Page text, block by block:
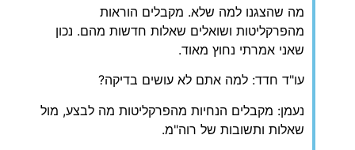
מה שהצגנו למה שלא. מקבלים הוראות
מהפרקליטות ושואלים שאלות חדשות מהם. נכון
שאני אמרתי נחוץ מאוד.
עו"ד חדד: למה אתם לא עושים בדיקה?
נעמן: מקבלים הנחיות מהפרקליטות מה לבצע, מול
שאלות ותשובות של רוה"מ.